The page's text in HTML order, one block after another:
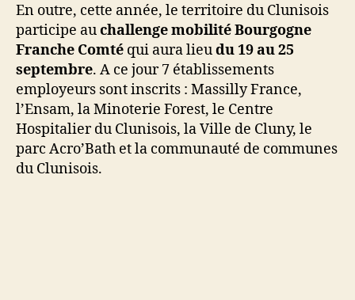
En outre, cette année, le territoire du Clunisois
participe auchallenge mobilité Bourgogne
Franche Comté qui aura lieudu 19 au 25
septembre. A ce jour 7 établissements
employeurs sont inscrits : Massilly France,
l’Ensam, la Minoterie Forest, le Centre
Hospitalier du Clunisois, la Ville de Cluny, le
parc Acro’Bath et la communauté de communes
du Clunisois.